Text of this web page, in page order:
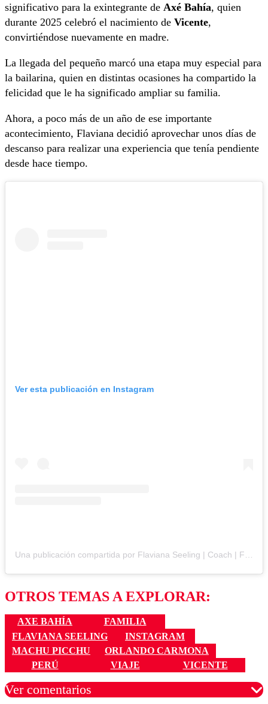
significativo para la exintegrante de Axé Bahía, quien
durante 2025 celebró el nacimiento de Vicente,
convirtiéndose nuevamente en madre.
La llegada del pequeño marcó una etapa muy especial para
la bailarina, quien en distintas ocasiones ha compartido la
felicidad que le ha significado ampliar su familia.
Ahora, a poco más de un año de ese importante
acontecimiento, Flaviana decidió aprovechar unos días de
descanso para realizar una experiencia que tenía pendiente
desde hace tiempo.
Ver esta publicación en Instagram
OTROS TEMAS A EXPLORAR:
AXE BAHÍA
FAMILIA
FLAVIANA SEELING
INSTAGRAM
MACHU PICCHU
ORLANDO CARMONA
PERÚ
VIAJE VICENTE
Ver comentarios